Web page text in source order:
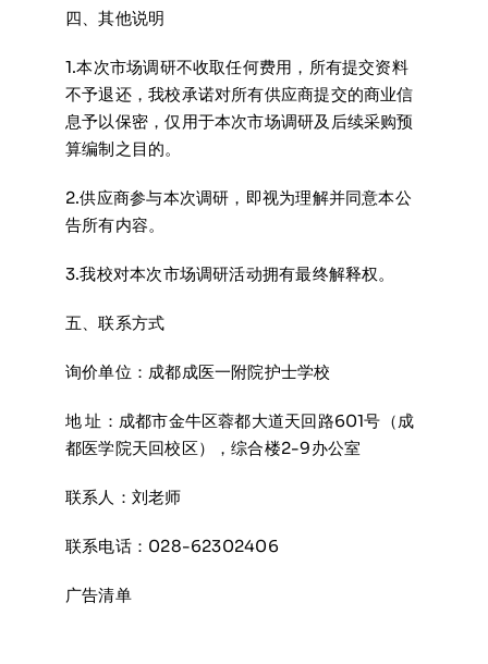
四、其他说明
1.本次市场调研不收取任何费用，所有提交资料
不予退还，我校承诺对所有供应商提交的商业信
息予以保密，仅用于本次市场调研及后续采购预
算编制之目的。
2.供应商参与本次调研，即视为理解并同意本公
告所有内容。
3.我校对本次市场调研活动拥有最终解释权。
五、联系方式
询价单位：成都成医一附院护士学校
地 址：成都市金牛区蓉都大道天回路601号（成
都医学院天回校区），综合楼2-9办公室
联系人：刘老师
联系电话：028-62302406
广告清单